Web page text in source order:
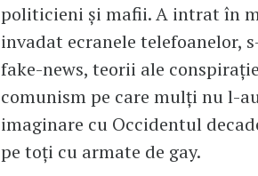
politicieni și mafii. A intrat în
invadat ecranele telefoanelor,
fake-news, teorii ale
comunism pe care mulți nu l-
imaginare cu Occidentul
pe toți cu armate de gay.